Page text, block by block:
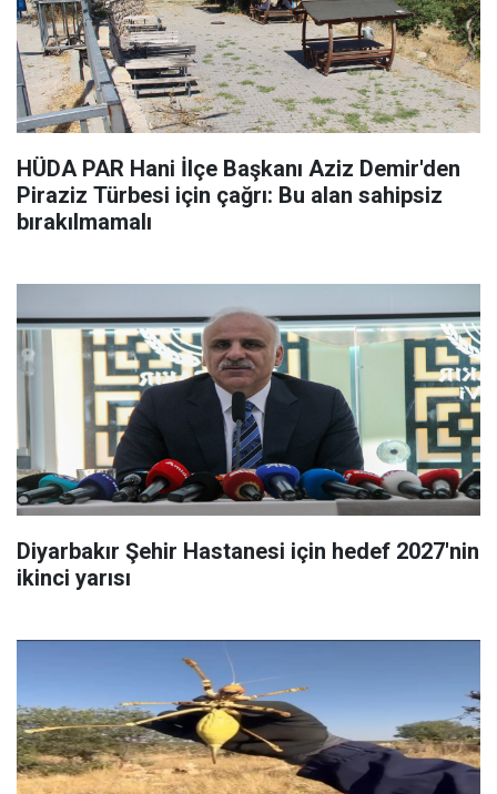
HÜDA PAR Hani İlçe Başkanı Aziz Demir'den
Piraziz Türbesi için çağrı: Bu alan sahipsiz
bırakılmamalı
Diyarbakır Şehir Hastanesi için hedef 2027'nin
ikinci yarısı